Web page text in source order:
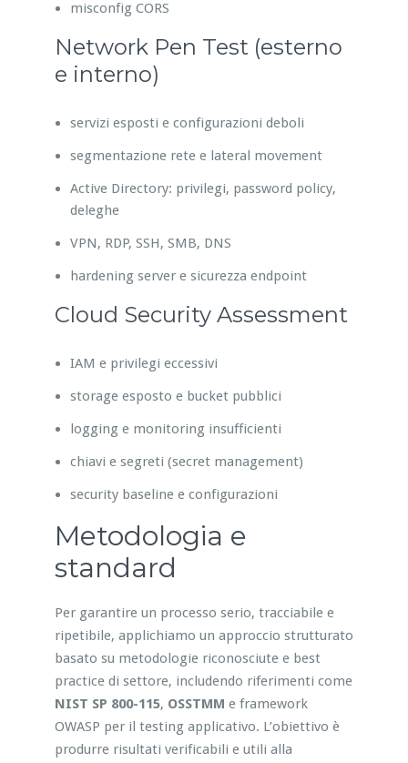
misconfig CORS
Network Pen Test (esterno
e interno)
servizi esposti e configurazioni deboli
segmentazione rete e lateral movement
Active Directory: privilegi, password policy,
deleghe
VPN, RDP, SSH, SMB, DNS
hardening server e sicurezza endpoint
Cloud Security Assessment
IAM e privilegi eccessivi
storage esposto e bucket pubblici
logging e monitoring insufficienti
chiavi e segreti (secret management)
security baseline e configurazioni
Metodologia e
standard
Per garantire un processo serio, tracciabile e
ripetibile, applichiamo un approccio strutturato
basato su metodologie riconosciute e best
practice di settore, includendo riferimenti come
NIST SP 800-115, OSSTMM e framework
OWASP per il testing applicativo. L’obiettivo è
produrre risultati verificabili e utili alla